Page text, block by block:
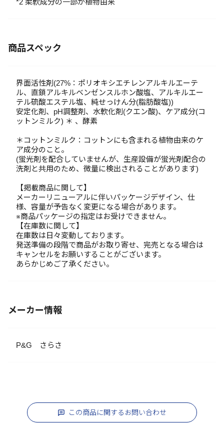
*2 柔軟成分の一部が植物由来
商品スペック
界面活性剤(27%：ポリオキシエチレンアルキルエーテ
ル、直鎖アルキルベンゼンスルホン酸塩、アルキルエー
テル硫酸エステル塩、純せっけん分(脂肪酸塩))
安定化剤、pH調整剤、水軟化剤(クエン酸)、ケア成分(コ
ットンミルク) ＊ 、酵素
＊コットンミルク：コットンにも含まれる植物由来のケ
ア成分のこと。
(蛍光剤を配合していませんが、生産設備が蛍光剤配合の
洗剤と共用のため、微量に検出されることがあります)
【掲載商品に関して】
メーカーリニューアルに伴いパッケージデザイン、仕
様、容量が予告なく変更になる場合があります。
※商品パッケージの指定はお受けできません。
【在庫数に関して】
在庫数は日々変動しております。
発送準備の段階で商品がお取り寄せ、完売となる場合は
キャンセルをお願いすることがございます。
あらかじめご了承ください。
メーカー情報
P&G さらさ
この商品に関するお問い合わせ